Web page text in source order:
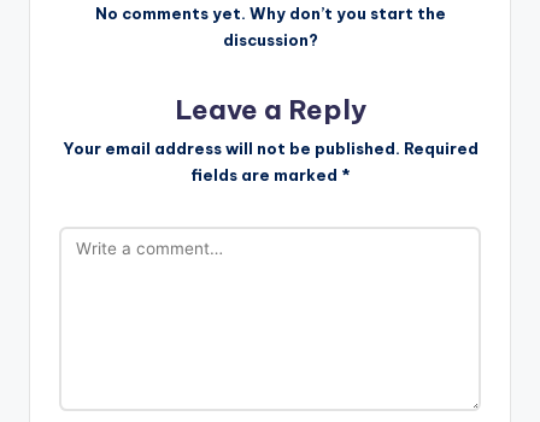
No comments yet. Why don’t you start the
discussion?
Leave a Reply
Your email address will not be published. Required
fields are marked *